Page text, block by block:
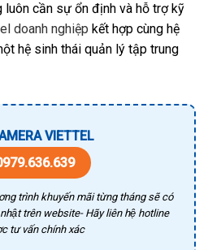
luôn cần sự ổn định và hỗ trợ kỹ
doanh nghiệp kết hợp cùng hệ
hệ sinh thái quản lý tập trung
VIETTEL
trình khuyến mãi từng tháng sẽ có
trên website- Hãy liên hệ hotline
tư vấn chính xác